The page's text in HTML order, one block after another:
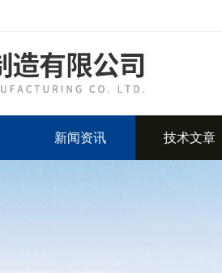
新闻资讯 技术文章